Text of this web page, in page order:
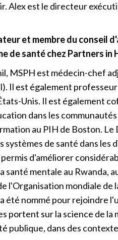
Alex est le directeur
et membre du conseil
de santé chez Partners in
MSPH est médecin-chef
Il est également
Unis. Il est également
dans les
au PIH de Boston.
de santé dans les
d'améliorer
santé mentale au Rwanda,
l'Organisation mondiale
été nommé pour rejoindre
portent sur la science de
publique, dans des